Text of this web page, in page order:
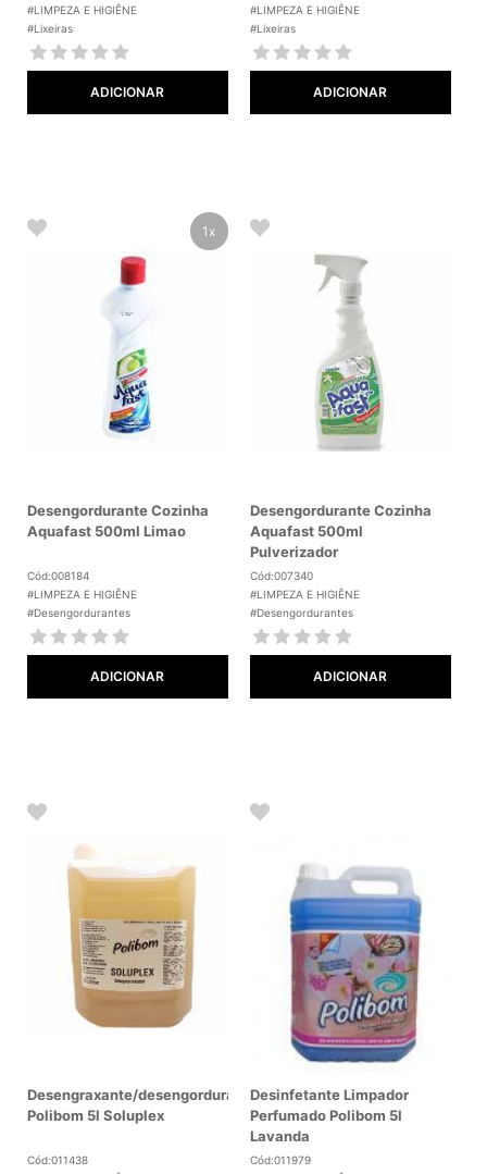
#LIMPEZA E HIGIÊNE
#Lixeiras
ADICIONAR
#LIMPEZA E HIGIÊNE
#Lixeiras
ADICIONAR
1x
Desengordurante Cozinha
Aquafast 500ml Limao
Cód:008184
#LIMPEZA E HIGIÊNE
#Desengordurantes
ADICIONAR
Desengordurante Cozinha
Aquafast 500ml
Pulverizador
Cód:007340
#LIMPEZA E HIGIÊNE
#Desengordurantes
ADICIONAR
Desengraxante/desengordurante
Polibom 5l Soluplex
Cód:011438
Desinfetante Limpador
Perfumado Polibom 5l
Lavanda
Cód:011979